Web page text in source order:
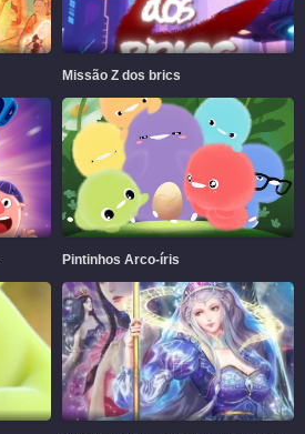
Missão Z dos brics
Pintinhos Arco-íris